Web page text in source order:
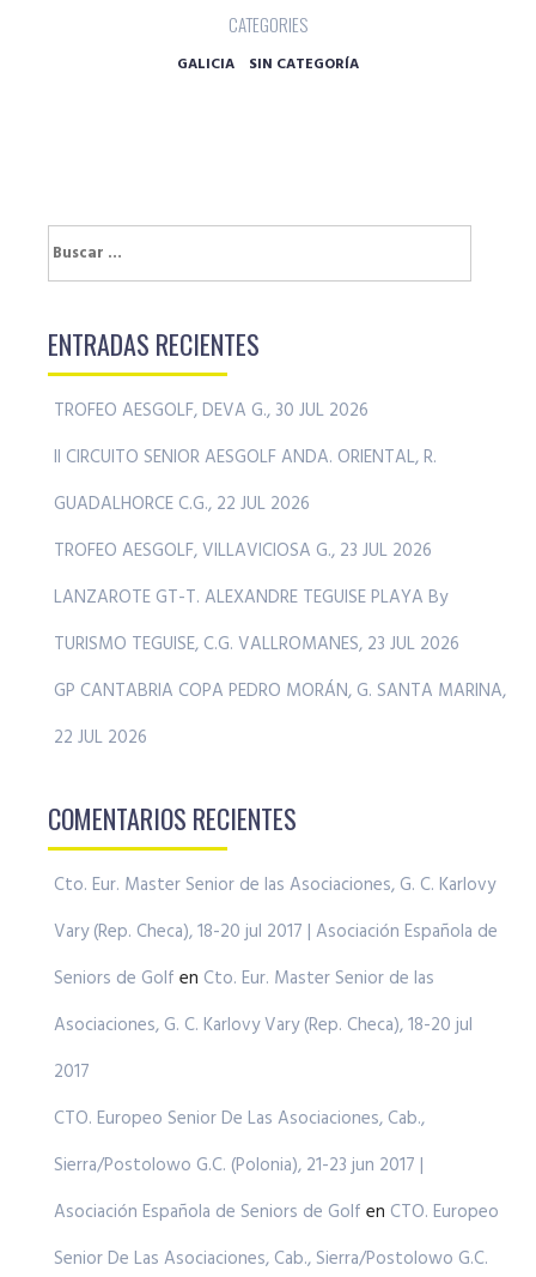
CATEGORIES
GALICIA SIN CATEGORÍA
Buscar:
ENTRADAS RECIENTES
TROFEO AESGOLF, DEVA G., 30 JUL 2026
II CIRCUITO SENIOR AESGOLF ANDA. ORIENTAL, R.
GUADALHORCE C.G., 22 JUL 2026
TROFEO AESGOLF, VILLAVICIOSA G., 23 JUL 2026
LANZAROTE GT-T. ALEXANDRE TEGUISE PLAYA By
TURISMO TEGUISE, C.G. VALLROMANES, 23 JUL 2026
GP CANTABRIA COPA PEDRO MORÁN, G. SANTA MARINA,
22 JUL 2026
COMENTARIOS RECIENTES
Cto. Eur. Master Senior de las Asociaciones, G. C. Karlovy
Vary (Rep. Checa), 18-20 jul 2017 | Asociación Española de
Seniors de Golf en Cto. Eur. Master Senior de las
Asociaciones, G. C. Karlovy Vary (Rep. Checa), 18-20 jul
2017
CTO. Europeo Senior De Las Asociaciones, Cab.,
Sierra/Postolowo G.C. (Polonia), 21-23 jun 2017 |
Asociación Española de Seniors de Golf en CTO. Europeo
Senior De Las Asociaciones, Cab., Sierra/Postolowo G.C.